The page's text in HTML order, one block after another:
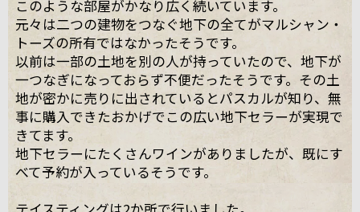
このような部屋がかなり広く続いています。
元々は二つの建物をつなぐ地下の全てがマルシャン・
トーズの所有ではなかったそうです。
以前は一部の土地を別の人が持っていたので、地下が
一つなぎになっておらず不便だったそうです。その土
地が密かに売りに出されているとパスカルが知り、無
事に購入できたおかげでこの広い地下セラーが実現で
きてます。
地下セラーにたくさんワインがありましたが、既にす
べて予約が入っているそうです。